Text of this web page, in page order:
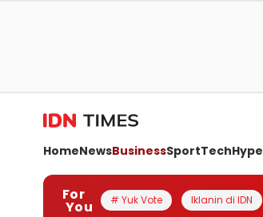
HomeNewsBusinessSportTechHype
For
You # Yuk Vote Iklanin di IDN